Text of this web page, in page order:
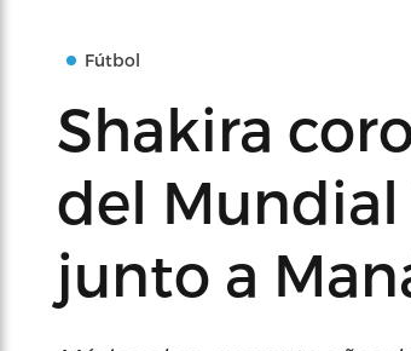
Fútbol
Shakira
del Mundial
junto a